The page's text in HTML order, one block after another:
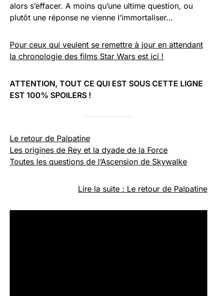
alors s’effacer. A moins qu’une ultime question, ou
plutôt une réponse ne vienne l’immortaliser…
Pour ceux qui veulent se remettre à jour en attendant
la chronologie des films Star Wars est ici !
ATTENTION, TOUT CE QUI EST SOUS CETTE LIGNE
EST 100% SPOILERS !
Le retour de Palpatine
Les origines de Rey et la dyade de la Force
Toutes les questions de l’Ascension de Skywalke
Lire la suite : Le retour de Palpatine